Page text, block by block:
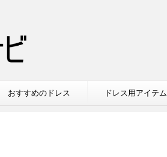
おすすめのドレス ドレス用アイテム